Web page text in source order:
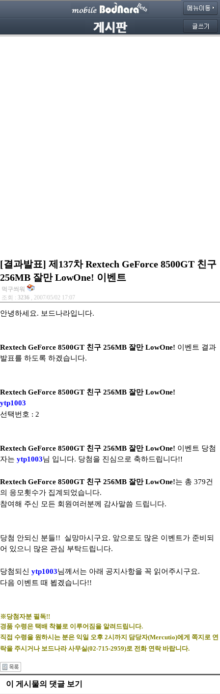
[결과발표] 제137차 Rextech GeForce 8500GT 친구
256MB 잘만 LowOne! 이벤트
먹구씌워
조회 : 3236 , 2007/05/02 17:07
안녕하세요. 보드나라입니다.
Rextech GeForce 8500GT 친구 256MB 잘만 LowOne! 이벤트 결과
발표를 하도록 하겠습니다.
Rextech GeForce 8500GT 친구 256MB 잘만 LowOne!
ytp1003
선택번호 : 2
Rextech GeForce 8500GT 친구 256MB 잘만 LowOne! 이벤트 당첨
자는 ytp1003님 입니다. 당첨을 진심으로 축하드립니다!!
Rextech GeForce 8500GT 친구 256MB 잘만 LowOne!는 총 379건
의 응모횟수가 집계되었습니다.
참여해 주신 모든 회원여러분께 감사말씀 드립니다.
당첨 안되신 분들!! 실망마시구요. 앞으로도 많은 이벤트가 준비되
어 있으니 많은 관심 부탁드립니다.
당첨되신 ytp1003님께서는 아래 공지사항을 꼭 읽어주시구요.
다음 이벤트 때 뵙겠습니다!!
※당첨자분 필독!!
경품 수령은 택배 착불로 이루어짐을 알려드립니다.
직접 수령을 원하시는 분은 익일 오후 2시까지 담당자(Mercutio)에게 쪽지로 연
락을 주시거나 보드나라 사무실(02-715-2959)로 전화 연락 바랍니다.
이 게시물의 댓글 보기